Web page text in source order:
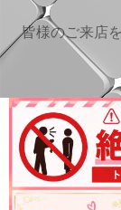
皆様のご来店